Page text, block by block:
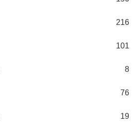
216
101
8
76
19